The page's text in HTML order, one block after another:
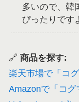
多いので、韓
ぴったりです
🔗 商品を探す:
楽天市場で「コ
Amazonで「コグ